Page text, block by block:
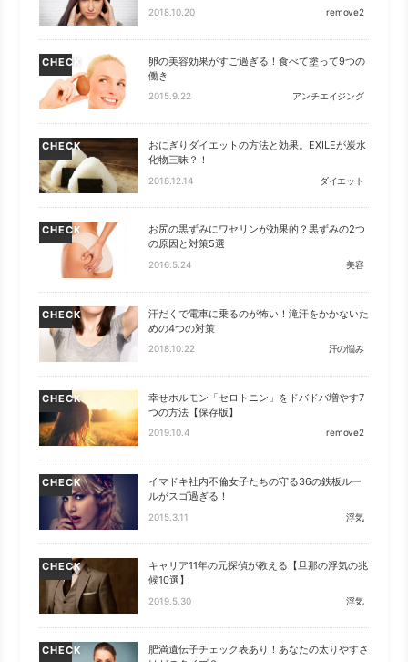
2018.10.20 remove2
CHECK
卵の美容効果がすご過ぎる！食べて塗って9つの
働き
2015.9.22 アンチエイジング
CHECK
おにぎりダイエットの方法と効果。EXILEが炭水
化物三昧？！
2018.12.14 ダイエット
CHECK
お尻の黒ずみにワセリンが効果的？黒ずみの2つ
の原因と対策5選
2016.5.24 美容
CHECK
汗だくで電車に乗るのが怖い！滝汗をかかないた
めの4つの対策
2018.10.22 汗の悩み
CHECK
幸せホルモン「セロトニン」をドバドバ増やす7
つの方法【保存版】
2019.10.4 remove2
CHECK
イマドキ社内不倫女子たちの守る36の鉄板ルー
ルがスゴ過ぎる！
2015.3.11 浮気
CHECK
キャリア11年の元探偵が教える【旦那の浮気の兆
候10選】
2019.5.30 浮気
CHECK
肥満遺伝子チェック表あり！あなたの太りやすさ